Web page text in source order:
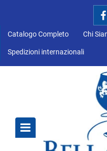
Catalogo Completo Chi
Spedizioni internazionali